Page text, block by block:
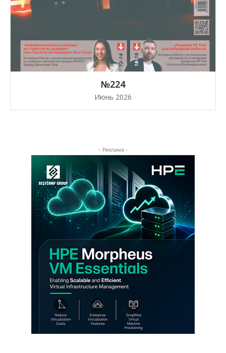
№224
Июнь 2026
- Реклама -